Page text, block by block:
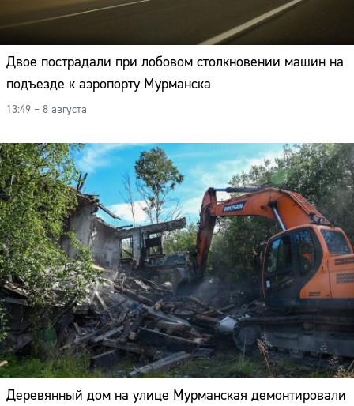
Двое пострадали при лобовом столкновении машин на
подъезде к аэропорту Мурманска
13:49 – 8 августа
Деревянный дом на улице Мурманская демонтировали